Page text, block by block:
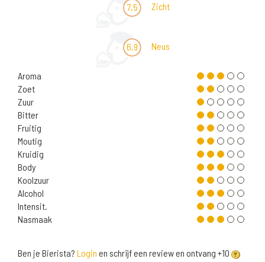
7,5 Zicht
6,9 Neus
Aroma
Zoet
Zuur
Bitter
Fruitig
Moutig
Kruidig
Body
Koolzuur
Alcohol
Intensit.
Nasmaak
Ben je Bierista? Login en schrijf een review en ontvang +10